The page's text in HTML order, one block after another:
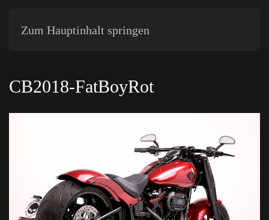
Zum Hauptinhalt springen
CB2018-FatBoyRot